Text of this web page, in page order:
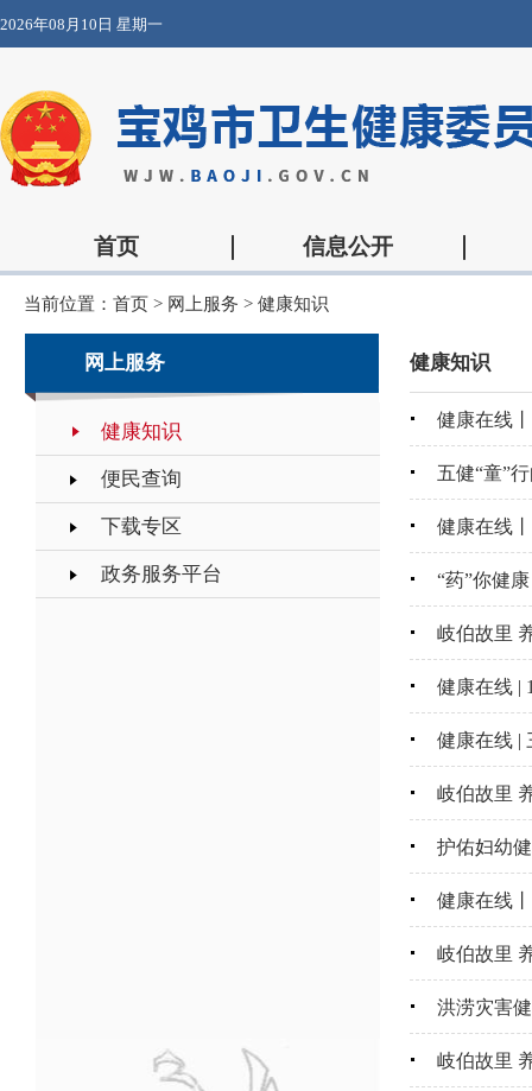
2026年08月10日 星期一
首页 信息公开
当前位置： 首页 > 网上服务 > 健康知识
网上服务
健康知识
便民查询
下载专区
政务服务平台
健康知识
健康在线
五健“童”
健康在线
“药”你健
岐伯故里
健康在线 |
健康在线 |
岐伯故里
护佑妇幼
健康在线
岐伯故里
洪涝灾害
岐伯故里